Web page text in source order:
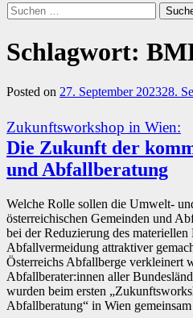
Suchen
nach:
Schlagwort:
Posted on 27. September 202328.
Zukunftsworkshop in Wien:
Die Zukunft der
und Abfallberatung
Welche Rolle sollen die Umwelt-
österreichischen Gemeinden und
bei der Reduzierung des
Abfallvermeidung attraktiver
Österreichs Abfallberge verkleinert
Abfallberater:innen aller
wurden beim ersten
Abfallberatung“ in Wien